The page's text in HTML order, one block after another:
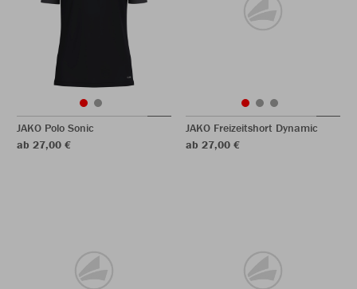
JAKO Polo Sonic
ab 27,00 €
JAKO Freizeitshort Dynamic
ab 27,00 €